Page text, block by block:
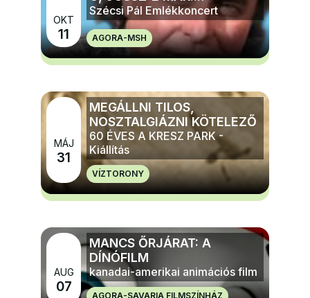
OKT
11
Szécsi Pál Emlékkoncert
AGORA-MSHMÉG TÖBB ZENE
MÁJ
31
MEGÁLLNI TILOS,
NOSZTALGIÁZNI KÖTELEZŐ
60 ÉVES A KRESZ PARK -
Kiállítás
VÍZTORONY
MÉG TÖBB ELŐADÁS, TÁNC, KIÁLLÍTÁS
AUG
07
MANCS ŐRJÁRAT: A
DÍNÓFILM
kanadai-amerikai animációs film
AGORA-SAVARIA FILMSZÍNHÁZ